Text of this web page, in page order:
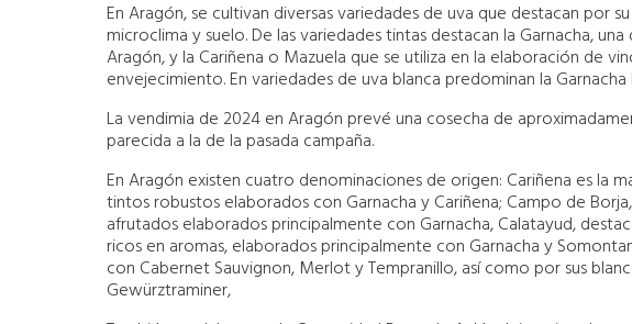
En Aragón, se cultivan diversas variedades de uva que destacan por
microclima y suelo. De las variedades tintas destacan la Garnacha,
Aragón, y la Cariñena o Mazuela que se utiliza en la elaboración de
envejecimiento. En variedades de uva blanca predominan la Garnacha
La vendimia de 2024 en Aragón prevé una cosecha de
parecida a la de la pasada campaña.
En Aragón existen cuatro denominaciones de origen: Cariñena es la
tintos robustos elaborados con Garnacha y Cariñena; Campo de
afrutados elaborados principalmente con Garnacha, Calatayud,
ricos en aromas, elaborados principalmente con Garnacha y
con Cabernet Sauvignon, Merlot y Tempranillo, así como por sus
Gewürztraminer,